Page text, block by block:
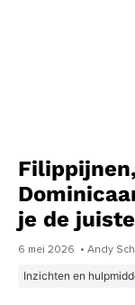
je de
6 mei 2026 • Andy
Inzichten en